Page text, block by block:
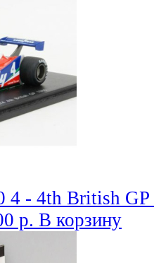
4 - 4th British
р. В корзину